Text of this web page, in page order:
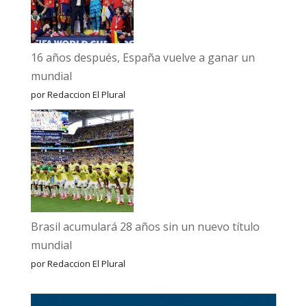
16 años después, España vuelve a ganar un
mundial
por Redaccion El Plural
Brasil acumulará 28 años sin un nuevo título
mundial
por Redaccion El Plural